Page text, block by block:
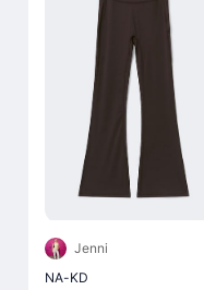
Jenni
NA-KD